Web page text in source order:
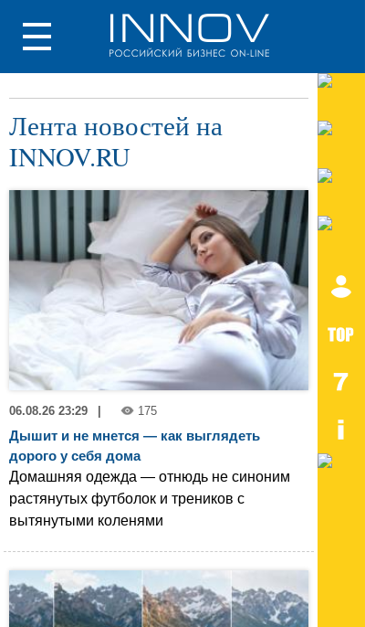
Лента новостей на
INNOV.RU
06.08.26 23:29 175
Дышит и не мнется — как выглядеть
дорого у себя дома
Домашняя одежда — отнюдь не синоним
растянутых футболок и треников с
вытянутыми коленями